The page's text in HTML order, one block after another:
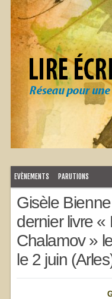
EVÈNEMENTS PARUTIONS
Gisèle
dernier livre
Chalamov »
le 2 juin